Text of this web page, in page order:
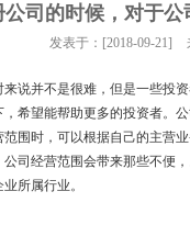
司的时候，对于公
发表于：[2018-09-21]
说并不是很难，但是一些投
希望能帮助更多的投资者。
围时，可以根据自己的主营
司经营范围会带来那些不便
所属行业。